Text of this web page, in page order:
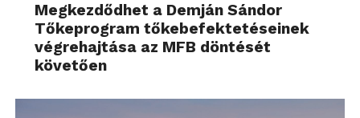
Megkezdődhet a Demján Sándor
Tőkeprogram tőkebefektetéseinek
végrehajtása az MFB döntését
követően